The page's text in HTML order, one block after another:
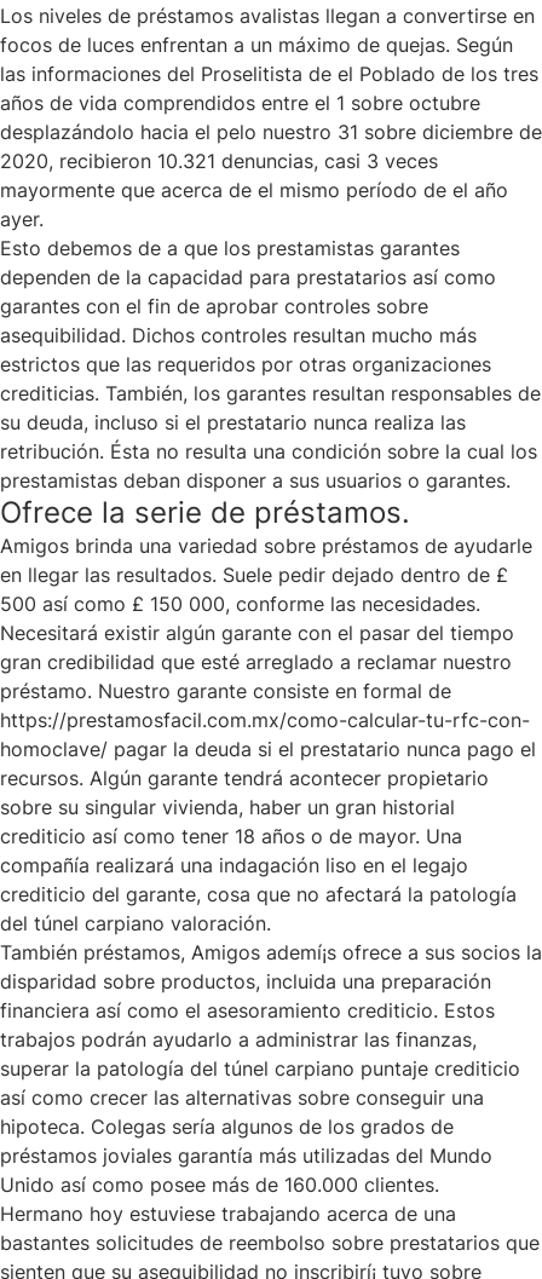
Los niveles de préstamos avalistas llegan a convertirse en
focos de luces enfrentan a un máximo de quejas. Según
las informaciones del Proselitista de el Poblado de los tres
años de vida comprendidos entre el 1 sobre octubre
desplazándolo hacia el pelo nuestro 31 sobre diciembre de
2020, recibieron 10.321 denuncias, casi 3 veces
mayormente que acerca de el mismo período de el año
ayer.
Esto debemos de a que los prestamistas garantes
dependen de la capacidad para prestatarios así­ como
garantes con el fin de aprobar controles sobre
asequibilidad. Dichos controles resultan mucho más
estrictos que las requeridos por otras organizaciones
crediticias. También, los garantes resultan responsables de
su deuda, incluso si el prestatario nunca realiza las
retribución. Ésta no resulta una condición sobre la cual los
prestamistas deban disponer a sus usuarios o garantes.
Ofrece la serie de préstamos.
Amigos brinda una variedad sobre préstamos de ayudarle
en llegar las resultados. Suele pedir dejado dentro de £
500 así­ como £ 150 000, conforme las necesidades.
Necesitará existir algún garante con el pasar del tiempo
gran credibilidad que esté arreglado a reclamar nuestro
préstamo. Nuestro garante consiste en formal de
https://prestamosfacil.com.mx/como-calcular-tu-rfc-con-
homoclave/ pagar la deuda si el prestatario nunca pago el
recursos. Algún garante tendrá acontecer propietario
sobre su singular vivienda, haber un gran historial
crediticio así­ como tener 18 años o de mayor. Una
compañía realizará una indagación liso en el legajo
crediticio del garante, cosa que no afectará la patologí­a
del túnel carpiano valoración.
También préstamos, Amigos ademí¡s ofrece a sus socios la
disparidad sobre productos, incluida una preparación
financiera así­ como el asesoramiento crediticio. Estos
trabajos podrán ayudarlo a administrar las finanzas,
superar la patologí­a del túnel carpiano puntaje crediticio
así­ como crecer las alternativas sobre conseguir una
hipoteca. Colegas serí­a algunos de los grados de
préstamos joviales garantía más utilizadas del Mundo
Unido así­ como posee más de 160.000 clientes.
Hermano hoy estuviese trabajando acerca de una
bastantes solicitudes de reembolso sobre prestatarios que
sienten que su asequibilidad no inscribirí¡ tuvo sobre